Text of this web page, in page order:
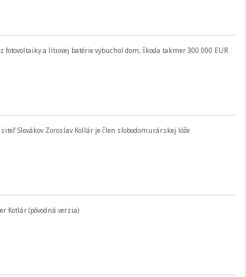
fotovoltaiky a lítiovej batérie vybuchol dom, škoda takmer 300 000 EUR
Slovákov Zoroslav Kollár je člen slobodomurárskej lóže
Kotlár (pôvodná verzia)